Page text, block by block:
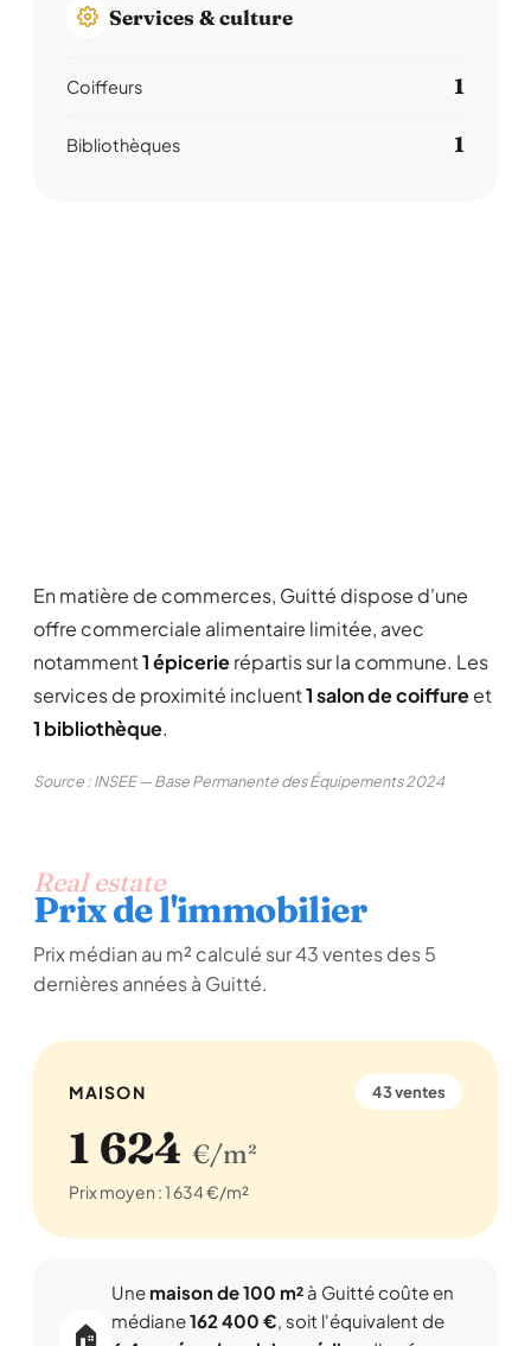
Services & culture
Coiffeurs 1
Bibliothèques 1
En matière de commerces, Guitté dispose d'une
offre commerciale alimentaire limitée, avec
notamment1 épicerierépartis sur la commune. Les
services de proximité incluent1 salon de coiffureet
1 bibliothèque.
Source : INSEE — Base Permanente des Équipements 2024
Real estate
Prix de l'immobilier
Prix médian au m² calculé sur 43 ventes des 5
dernières années à Guitté.
MAISON 43 ventes
1 624 €/m²
Prix moyen : 1 634 €/m²
🏠
Une maison de 100 m² à Guitté coûte en
médiane162 400 €, soit l'équivalent de